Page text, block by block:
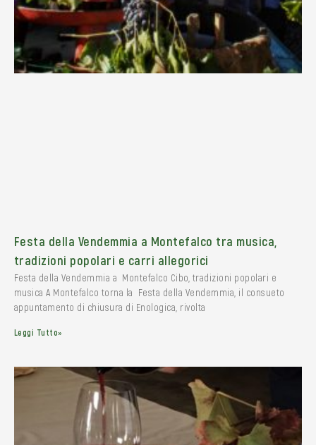
Festa della Vendemmia a Montefalco tra musica,
tradizioni popolari e carri allegorici
Festa della Vendemmia a Montefalco Cibo, tradizioni popolari e
musica A Montefalco torna la Festa della Vendemmia, il consueto
appuntamento di chiusura di Enologica, rivolta
Leggi Tutto»